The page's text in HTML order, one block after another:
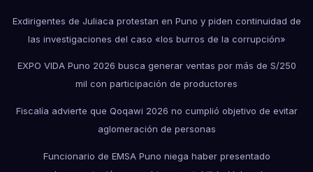
Exdirigentes de Juliaca protestan en Puno y piden continuidad de
las investigaciones del caso «los burros de la corrupción»
EXPO VIDA Puno 2026 busca generar ventas por más de S/250
mil con participación de productores
Fiscalía advierte que Qoqawi 2026 no cumplió objetivo de evitar
aglomeración de personas
Funcionario de EMSA Puno niega haber presentado